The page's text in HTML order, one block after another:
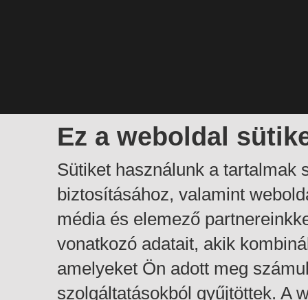
Ez a weboldal
Sütiket használunk a tartalmak
biztosításához, valamint
média és elemező
vonatkozó adatait, akik
amelyeket Ön adott meg
szolgáltatásokból gyűjtöttek. A